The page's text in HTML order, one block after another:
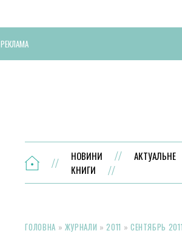
РЕКЛАМА
НОВИНИ АКТУАЛЬНЕ
КНИГИ
ГОЛОВНА » ЖУРНАЛИ »2011 » СЕНТЯБРЬ